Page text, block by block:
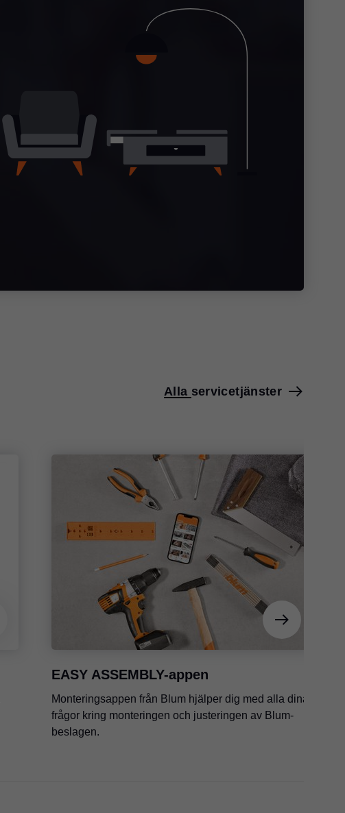
Alla servicetjänster
EASY ASSEMBLY-appen
Monteringsappen från Blum hjälper dig med alla dina
frågor kring monteringen och justeringen av Blum-
beslagen.